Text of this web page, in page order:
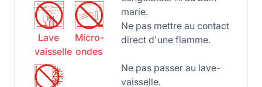
Lave
vaisselle
Micro-
ondes
marie.
Ne pas mettre au contact
direct d'une flamme.
Ne pas passer au lave-
vaisselle.